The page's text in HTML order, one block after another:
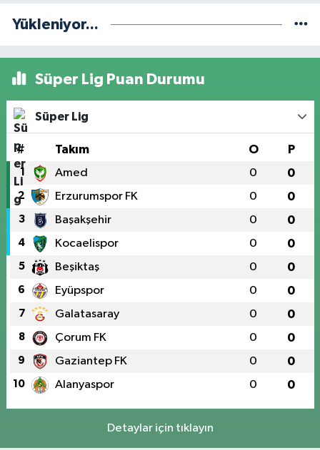
Yükleniyor...
Süper Lig Puan Durumu
Süper Lig
# Takım O P
1 Amed 0 0
2 Erzurumspor FK 0 0
3 Başakşehir 0 0
4 Kocaelispor 0 0
5 Beşiktaş 0 0
6 Eyüpspor 0 0
7 Galatasaray 0 0
8 Çorum FK 0 0
9 Gaziantep FK 0 0
10 Alanyaspor 0 0
Detaylar için tıklayın